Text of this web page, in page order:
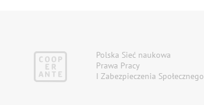
Polska Sieć naukowa
Prawa Pracy
I Zabezpieczenia Społecznego